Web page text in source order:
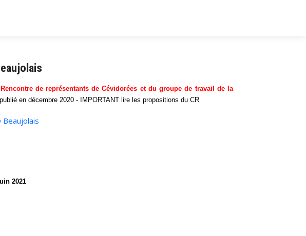
de représentants de Cévidorées et du groupe de travail de la
publié en décembre 2020 - IMPORTANT lire les propositions du CR
Beaujolais
2021